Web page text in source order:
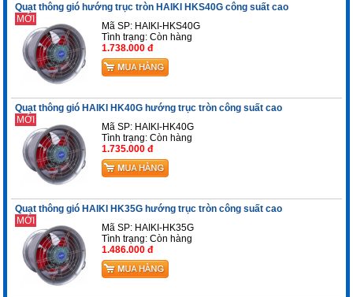
Quạt thông gió hướng trục tròn HAIKI HKS40G công suất cao
MỚI
Mã SP: HAIKI-HKS40G
Tình trạng:Còn hàng
1.738.000 đ
Quạt thông gió HAIKI HK40G hướng trục tròn công suất cao
MỚI
Mã SP: HAIKI-HK40G
Tình trạng:Còn hàng
1.735.000 đ
Quạt thông gió HAIKI HK35G hướng trục tròn công suất cao
MỚI
Mã SP: HAIKI-HK35G
Tình trạng:Còn hàng
1.486.000 đ